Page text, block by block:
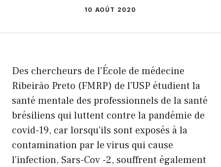
10 AOÛT 2020
Des chercheurs de l'École de médecine
Ribeirão Preto (FMRP) de l'USP étudient la
santé mentale des professionnels de la santé
brésiliens qui luttent contre la pandémie de
covid-19, car lorsqu'ils sont exposés à la
contamination par le virus qui cause
l'infection, Sars-Cov -2, souffrent également